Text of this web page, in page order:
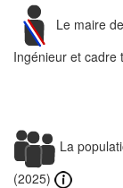
Le maire
Ingénieur et cadre
La
(2025)